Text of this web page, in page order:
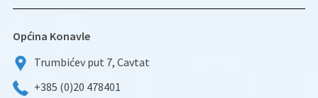
Općina Konavle
Trumbićev put 7, Cavtat
+385 (0)20 478401